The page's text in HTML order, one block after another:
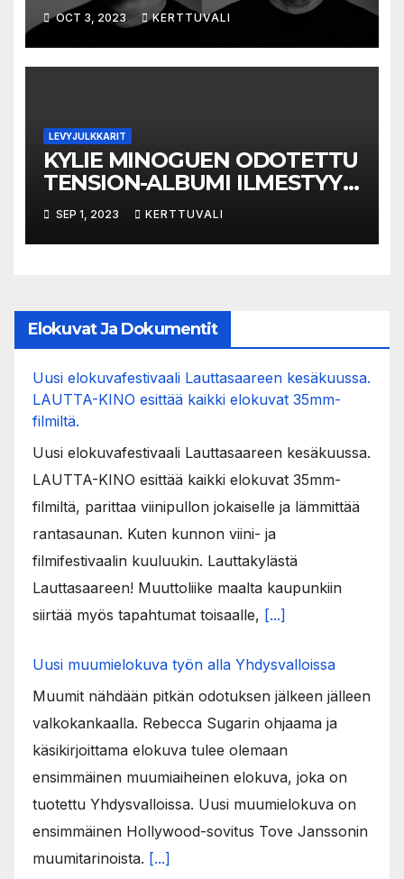
OCT 3, 2023 KERTTUVALI
LEVYJULKKARIT
KYLIE MINOGUEN ODOTETTU
TENSION-ALBUMI ILMESTYY
22.9.2023
SEP 1, 2023 KERTTUVALI
Elokuvat Ja Dokumentit
Uusi elokuvafestivaali Lauttasaareen kesäkuussa.
LAUTTA-KINO esittää kaikki elokuvat 35mm-
filmiltä.
Uusi elokuvafestivaali Lauttasaareen kesäkuussa.
LAUTTA-KINO esittää kaikki elokuvat 35mm-
filmiltä, parittaa viinipullon jokaiselle ja lämmittää
rantasaunan. Kuten kunnon viini- ja
filmifestivaalin kuuluukin. Lauttakylästä
Lauttasaareen! Muuttoliike maalta kaupunkiin
siirtää myös tapahtumat toisaalle, [...]
Uusi muumielokuva työn alla Yhdysvalloissa
Muumit nähdään pitkän odotuksen jälkeen jälleen
valkokankaalla. Rebecca Sugarin ohjaama ja
käsikirjoittama elokuva tulee olemaan
ensimmäinen muumiaiheinen elokuva, joka on
tuotettu Yhdysvalloissa. Uusi muumielokuva on
ensimmäinen Hollywood-sovitus Tove Janssonin
muumitarinoista. [...]